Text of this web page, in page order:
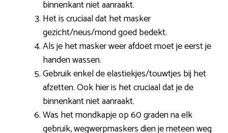
binnenkant niet aanraakt.
Het is cruciaal dat het masker
gezicht/neus/mond goed bedekt.
Als je het masker weer afdoet moet je eerst je
handen wassen.
Gebruik enkel de elastiekjes/touwtjes bij het
afzetten. Ook hier is het cruciaal dat je de
binnenkant niet aanraakt.
Was het mondkapje op 60 graden na elk
gebruik, wegwerpmaskers dien je meteen weg